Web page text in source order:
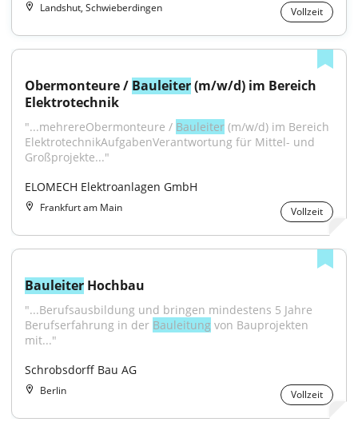
Landshut, Schwieberdingen Vollzeit
Obermonteure / Bauleiter (m/w/d) im Bereich
Elektrotechnik
"...mehrereObermonteure / Bauleiter (m/w/d) im Bereich
ElektrotechnikAufgabenVerantwortung für Mittel- und
Großprojekte..."
ELOMECH Elektroanlagen GmbH
Frankfurt am Main Vollzeit
Bauleiter Hochbau
"...Berufsausbildung und bringen mindestens 5 Jahre
Berufserfahrung in der Bauleitung von Bauprojekten
mit..."
Schrobsdorff Bau AG
Berlin Vollzeit